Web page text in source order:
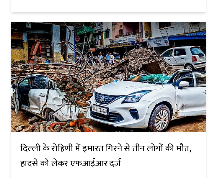
दिल्ली के रोहिणी में इमारत गिरने से तीन लोगों की मौत,
हादसे को लेकर एफआईआर दर्ज